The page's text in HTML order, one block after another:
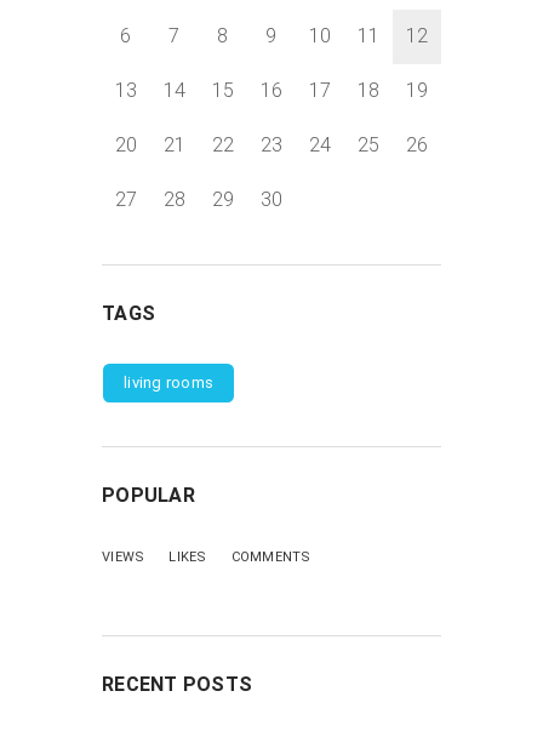
6 7 8 9 10 11 12
13 14 15 16 17 18 19
20 21 22 23 24 25 26
27 28 29 30
TAGS
living rooms
POPULAR
VIEWS LIKES COMMENTS
RECENT POSTS